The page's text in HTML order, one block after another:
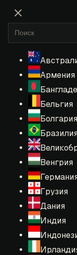
Армения
Бельгия
Болгария
Венгрия
Грузия
Дания
Индия